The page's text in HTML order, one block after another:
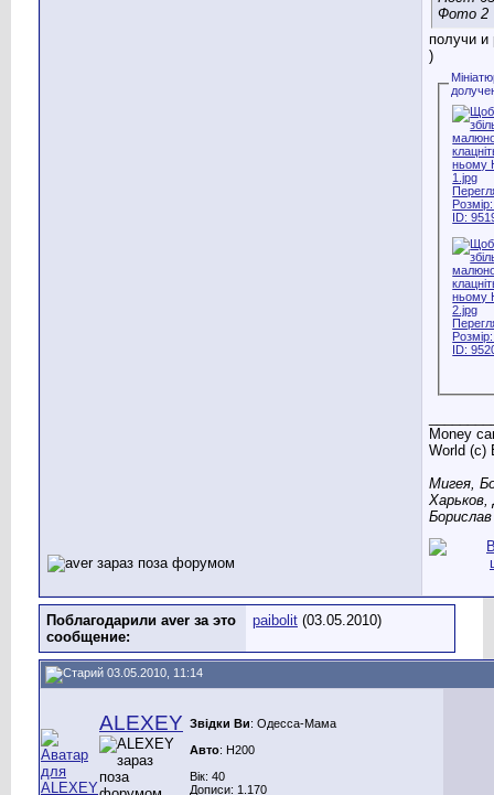
получи и
)
Money
World (c)
Мигея,
Харьков,
Поблагодарили aver за это
сообщение:
paibolit (03.05.2010)
03.05.2010, 11:14
ALEXEY Звідки Ви: Одесса-Мама
Авто: H200
Вік: 40
Дописи: 1.170